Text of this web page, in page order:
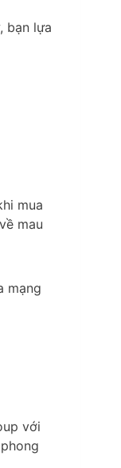
bạn lựa
mua
mau
mạng
với